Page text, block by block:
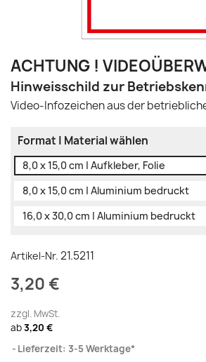
ACHTUNG !
Hinweisschild zur
Video-Infozeichen aus der
Format | Material wählen
8,0 x 15,0 cm | Aufkleber, Folie
8,0 x 15,0 cm | Aluminium bedruckt
16,0 x 30,0 cm | Aluminium bedruckt
Artikel-Nr. 21.5211
3,20 €
zzgl. MwSt.
ab3,20 €
Lieferzeit: 3-5 Werktage*